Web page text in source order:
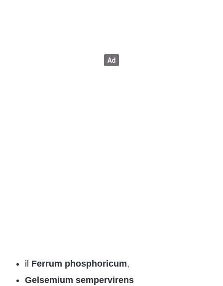
il Ferrum phosphoricum,
Gelsemium sempervirens